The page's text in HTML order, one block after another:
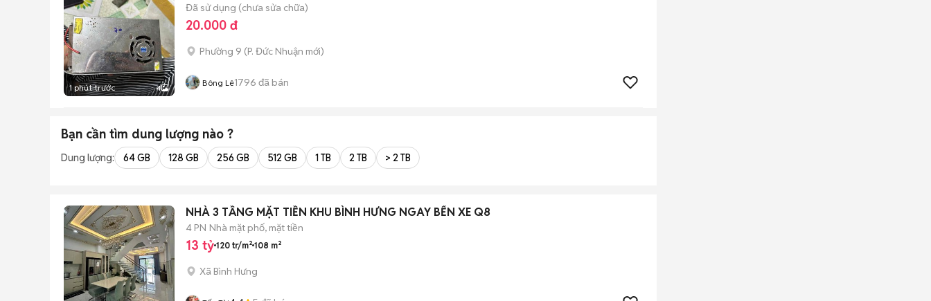
1 phút trước 4
Đã sử dụng (chưa sửa chữa)
20.000 đ
Phường 9 (P. Đức Nhuận mới)
Bông Lê1796 đã bán
Bạn cần tìm dung lượng nào ?
Dung lượng: 64 GB 128 GB 256 GB 512 GB 1 TB 2 TB > 2 TB
NHÀ 3 TẦNG MẶT TIỀN KHU BÌNH HƯNG NGAY BẾN XE Q8
4 PN Nhà mặt phố, mặt tiền
13 tỷ 120 tr/m² 108 m²
Xã Bình Hưng